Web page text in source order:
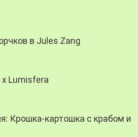
в Jules Zang
Lumisfera
Крошка-картошка с крабом и